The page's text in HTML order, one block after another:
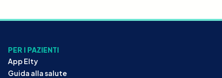
PER I PAZIENTI
App Elty
Guida alla salute